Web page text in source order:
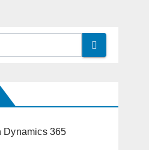
365